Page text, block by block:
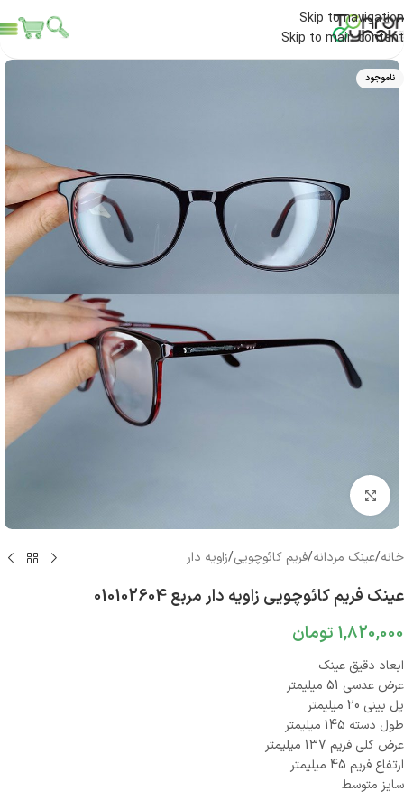
Skip to navigation
Skip to main content
ناموجود
بزرگنمایی تصویر
خانه/عینک مردانه/فریم کائوچویی/زاویه دار
عینک فریم کائوچویی زاویه دار مربع 010102604
1,820,000 تومان
ابعاد دقیق عینک
عرض عدسی 51 میلیمتر
پل بینی 20 میلیمتر
طول دسته 145 میلیمتر
عرض کلی فریم 137 میلیمتر
ارتفاع فریم 45 میلیمتر
سایز متوسط